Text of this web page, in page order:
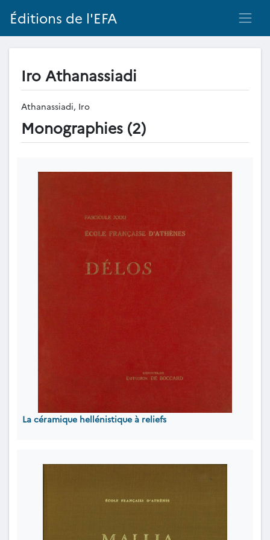
Éditions de l'EFA
Iro Athanassiadi
Athanassiadi, Iro
Monographies (2)
La céramique hellénistique à reliefs